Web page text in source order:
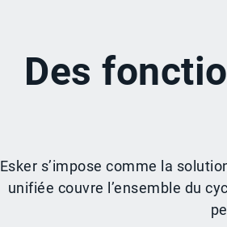
Des
Esker s’impose comme la
unifiée couvre l’ensemble du